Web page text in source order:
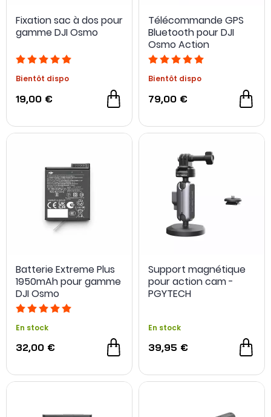
Fixation sac à dos pour
gamme DJI Osmo
Bientôt dispo
19,00 €
Télécommande GPS
Bluetooth pour DJI
Osmo Action
Bientôt dispo
79,00 €
Batterie Extreme Plus
1950mAh pour gamme
DJI Osmo
En stock
32,00 €
Support magnétique
pour action cam -
PGYTECH
En stock
39,95 €